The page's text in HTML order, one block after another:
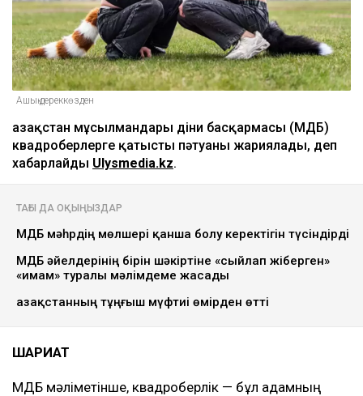
Ашық дереккөзден
Қазақстан мұсылмандары діни басқармасы (ҚМДБ)
квадроберлерге қатысты пәтуаны жариялады, деп
хабарлайды Ulysmedia.kz.
ТАҒЫ ДА ОҚЫҢЫЗДАР
ҚМДБ мәһрдің мөлшері қанша болу керектігін түсіндірді
ҚМДБ әйелдерінің бірін шәкіртіне «сыйлап жіберген»
«имам» туралы мәлімдеме жасады
Қазақстанның тұңғыш мүфтиі өмірден өтті
ШАРИҒАТ
ҚМДБ мәліметінше, квадроберлік — бұл адамның